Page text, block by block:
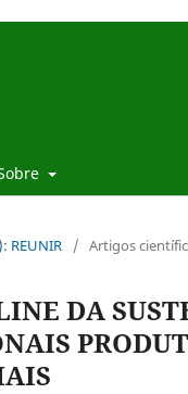
REUNIR / Artigos
DA